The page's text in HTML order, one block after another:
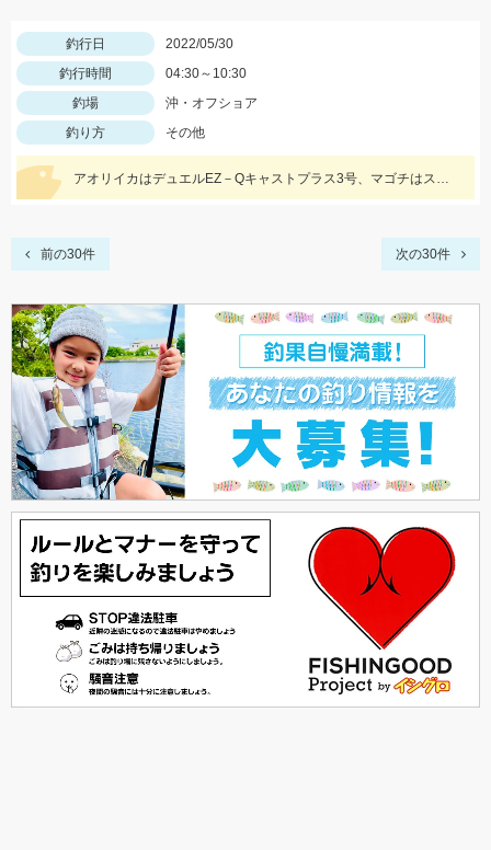
釣行日
2022/05/30
釣行時間
04:30～10:30
釣場
沖・オフショア
釣り方
その他
アオリイカはデュエルEZ－Qキャストプラス3号、マゴチはスタッガー3.5インチやカバークローグランデにヒット！
前の30件 次の30件